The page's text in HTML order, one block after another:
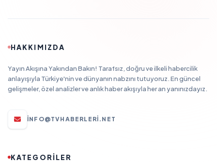
HAKKIMIZDA
Yayın Akışına Yakından Bakın! Tarafsız, doğru ve ilkeli habercilik
anlayışıyla Türkiye'nin ve dünyanın nabzını tutuyoruz. En güncel
gelişmeler, özel analizler ve anlık haber akışıyla her an yanınızdayız.
INFO@TVHABERLERI.NET
KATEGORİLER